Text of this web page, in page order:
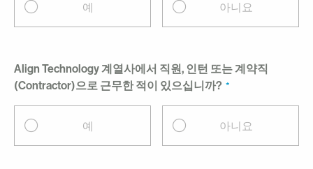
예 아니요
Align Technology 계열사에서 직원, 인턴 또는 계약직
(Contractor)으로 근무한 적이 있으십니까?
예 아니요